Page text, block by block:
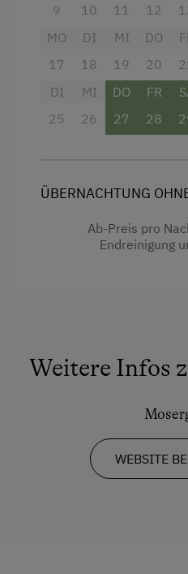
9
10
11
12
MO
17
DI
18
MI
19
DO
20
DI
25
MI
26
DO
27
FR
28
ÜBERNACHTUNG
Ab-Preis pro
Endreinigung
Weitere Infos
WEBSITE